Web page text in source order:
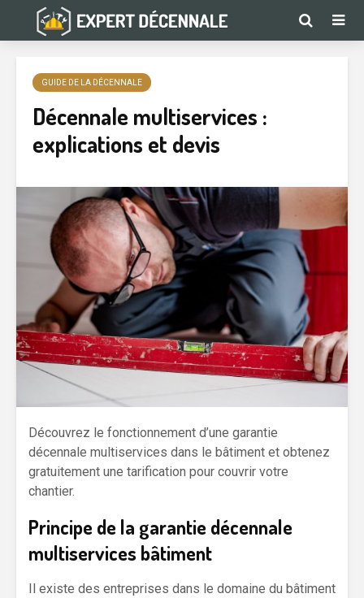
GUIDE DE LA DÉCENNALE
Décennale multiservices :
explications et devis
Découvrez le fonctionnement d’une garantie
décennale multiservices dans le bâtiment et obtenez
gratuitement une tarification pour couvrir votre
chantier.
Principe de la garantie décennale
multiservices bâtiment
Il existe des entreprises dans le domaine du bâtiment